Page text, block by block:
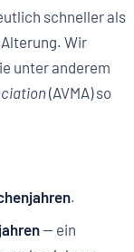
schneller als
Wir
unter anderem
(AVMA) so
.
— ein